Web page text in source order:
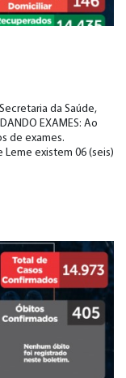
da Saúde,
EXAMES: Ao
de exames.
Leme existem 06 (seis)